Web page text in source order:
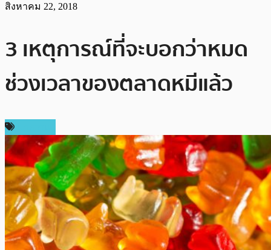
สิงหาคม 22, 2018
3 เหตุการณ์ที่จะบอกว่าหมด
ช่วงเวลาของตลาดหมีแล้ว